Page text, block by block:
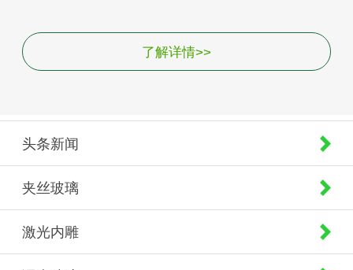
了解详情>>
头条新闻
夹丝玻璃
激光内雕